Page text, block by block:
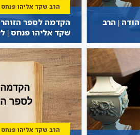
ד/2 | סולם יהודה | הרב
הרב שקד אליהו פנחס
שקד אליהו פנחס |
הרב שקד אליהו פנחס